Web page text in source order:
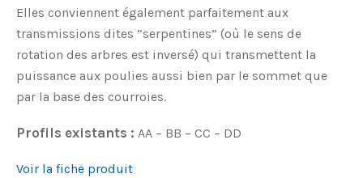
Elles conviennent également parfaitement aux
transmissions dites “serpentines” (où le sens de
rotation des arbres est inversé) qui transmettent la
puissance aux poulies aussi bien par le sommet que
par la base des courroies.
Profils existants : AA – BB – CC – DD
Voir la fiche produit